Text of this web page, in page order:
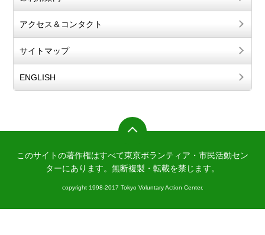
アクセス＆コンタクト
サイトマップ
ENGLISH
このサイトの著作権はすべて東京ボランティア・市民活動セン
ターにあります。 無断複製・転載を禁じます。
copyright 1998-2017 Tokyo Voluntary Action Center.